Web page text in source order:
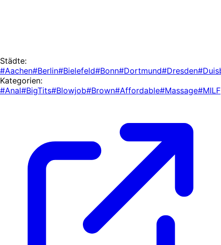
Städte:
#Aachen#Berlin#Bielefeld#Bonn#Dortmund#Dresden
Kategorien:
#Anal#BigTits#Blowjob#Brown#Affordable#Massage#MILF